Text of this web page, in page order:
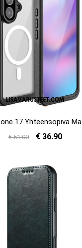
€ 51.00 € 36.90